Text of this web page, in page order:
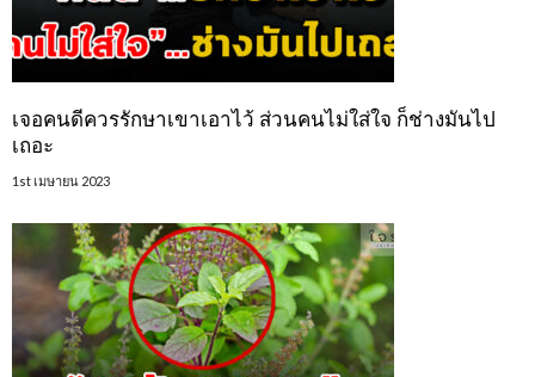
เจอคนดีควรรักษาเขาเอาไว้ ส่วนคนไม่ใส่ใจ ก็ช่างมันไป
เถอะ
1st เมษายน 2023